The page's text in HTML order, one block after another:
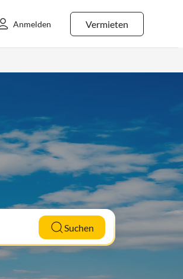
Vermieten
Anmelden
Suchen